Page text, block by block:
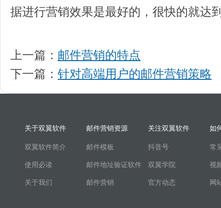
据进行营销效果是最好的，很快的就达
上一篇： 邮件营销的特点
下一篇： 针对高端用户的邮件营销策略
关于双翼软件
双翼软件简介
使用必读
关于我们
邮件营销资源
邮件模板
邮件地址验证软件
邮件营销
关注双翼软件
抖音号
双翼学院
官方动态
如
常
视
网